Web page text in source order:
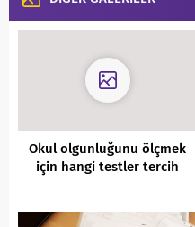
Okul olgunluğunu ölçmek
için hangi testler tercih